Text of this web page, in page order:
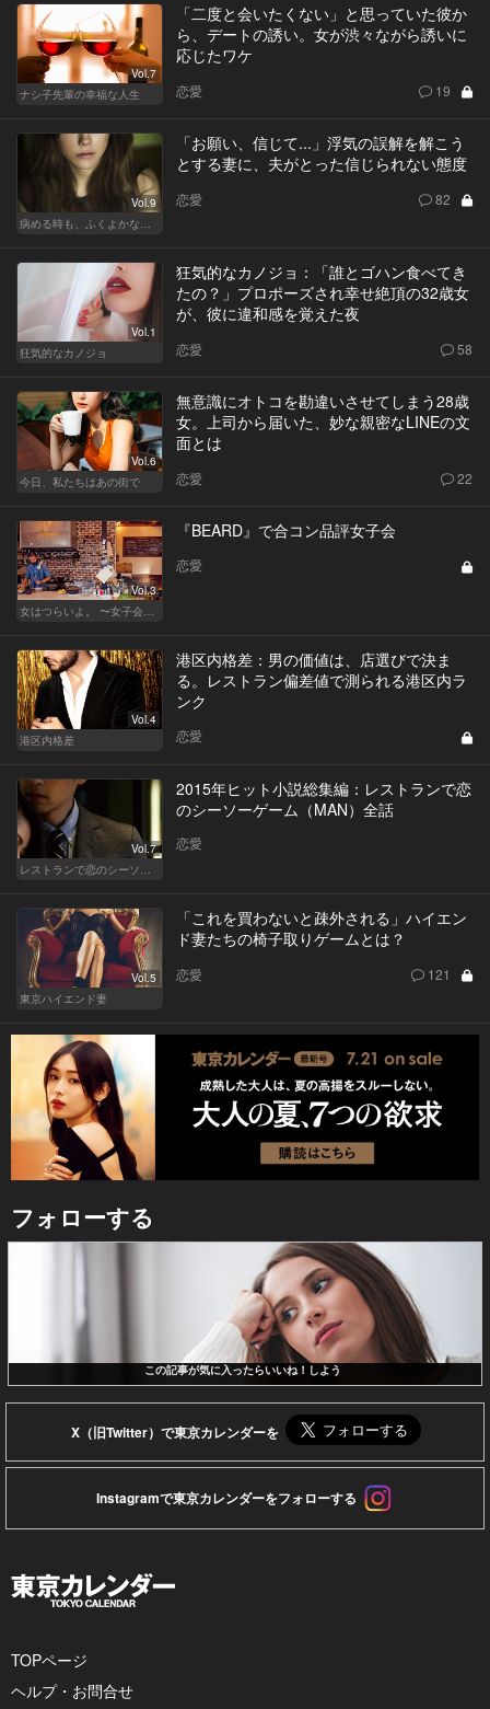
Vol.7
ナシ子先輩の幸福な人生
「二度と会いたくない」と思っていた彼か
ら、デートの誘い。女が渋々ながら誘いに
応じたワケ
恋愛 19
Vol.9
「お願い、信じて...」浮気の誤解を解こう
とする妻に、夫がとった信じられない態度
恋愛 82
Vol.1
狂気的なカノジョ
狂気的なカノジョ：「誰とゴハン食べてき
たの？」プロポーズされ幸せ絶頂の32歳女
が、彼に違和感を覚えた夜
恋愛 58
Vol.6
今日、私たちはあの街で
無意識にオトコを勘違いさせてしまう28歳
女。上司から届いた、妙な親密なLINEの文
面とは
恋愛 22
Vol.3
『BEARD』で合コン品評女子会
恋愛
Vol.4
港区内格差
港区内格差：男の価値は、店選びで決ま
る。レストラン偏差値で測られる港区内ラ
ンク
恋愛
Vol.7
2015年ヒット小説総集編：レストランで恋
のシーソーゲーム（MAN）全話
恋愛
Vol.5
東京ハイエンド妻
「これを買わないと疎外される」ハイエン
ド妻たちの椅子取りゲームとは？
恋愛 121
フォローする
この記事が気に入ったらいいね！しよう
X（旧Twitter）で東京カレンダーを
Instagramで東京カレンダーをフォローする
TOPページ
ヘルプ・お問合せ